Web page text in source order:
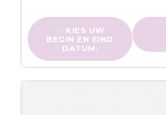
KIES UW
BEGIN EN EIND
DATUM.